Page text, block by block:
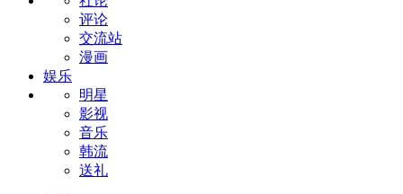
评论
交流站
漫画
娱乐
明星
影视
音乐
韩流
送礼